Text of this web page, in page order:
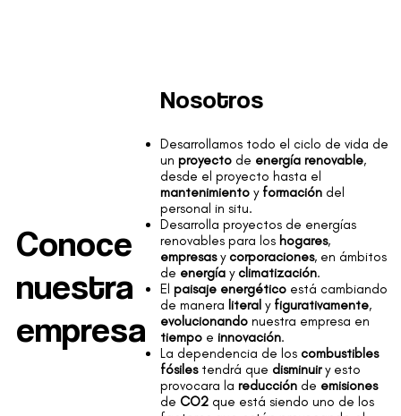
Nosotros
Desarrollamos todo el ciclo de vida de
unproyecto de energía renovable,
desde el proyecto hasta el
mantenimientoy formación del
personal in situ.
Desarrolla proyectos de energías
renovables para los hogares,
empresasy corporaciones, en ámbitos
de energíay climatización.
Elpaisaje energético está cambiando
de manera literaly figurativamente,
evolucionandonuestra empresa en
tiempo einnovación.
La dependencia de los combustibles
fósiles tendrá que disminuiry esto
provocara lareducción de emisiones
de CO2 que está siendo uno de los
Conoce
nuestra
empresa